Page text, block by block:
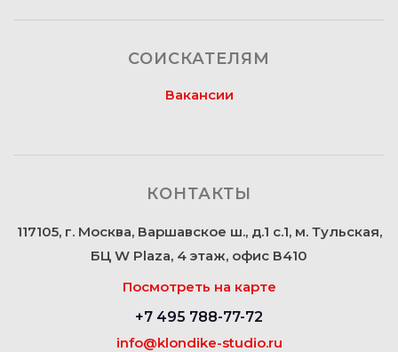
СОИСКАТЕЛЯМ
Вакансии
КОНТАКТЫ
117105, г. Москва, Варшавское ш., д.1 с.1, м. Тульская,
БЦ W Plaza, 4 этаж, офис В410
Посмотреть на карте
+7 495 788-77-72
info@klondike-studio.ru